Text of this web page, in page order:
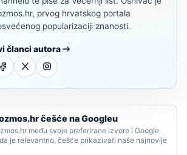
prvog hrvatskog portala
popularizaciji znanosti.
članci autora
češće na Googleu
među svoje preferirane izvore i Google
je relevantno, češće prikazivati naše najnovije